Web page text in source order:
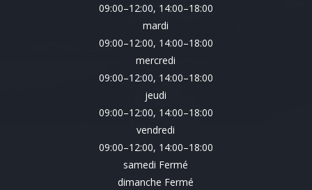
09:00–12:00, 14:00–18:00
mardi
09:00–12:00, 14:00–18:00
mercredi
09:00–12:00, 14:00–18:00
jeudi
09:00–12:00, 14:00–18:00
vendredi
09:00–12:00, 14:00–18:00
samedi Fermé
dimanche Fermé